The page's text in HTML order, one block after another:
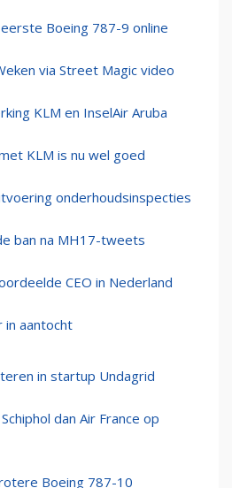
Boeing 787-9 online
via Street Magic video
KLM en InselAir Aruba
KLM is nu wel goed
onderhoudsinspecties
ban na MH17-tweets
CEO in Nederland
in aantocht
in startup Undagrid
dan Air France op
Boeing 787-10